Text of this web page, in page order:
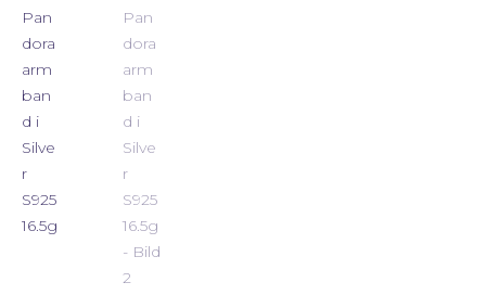
Parti
Mitt Konto
Vill du sälja? – Till Pantbanken
ALLMÄNNA VILLKOR